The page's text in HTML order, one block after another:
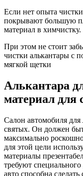
Если нет опыта
покрывают большую
материал в химчистку.
При этом не стоит
чистки алькантары с
мягкой щетки
Алькантара
материал для
Салон автомобиля
святых. Он должен
максимально
для этой цели
материалы
требуют
авто способна